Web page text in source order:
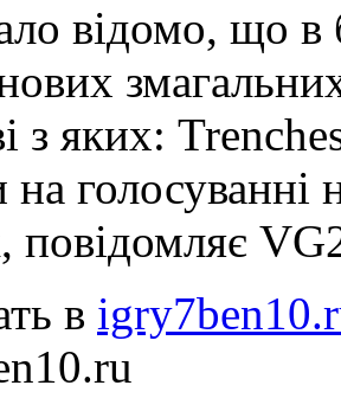
відомо, що в
з яких:
голосуванні
повідомляє
в